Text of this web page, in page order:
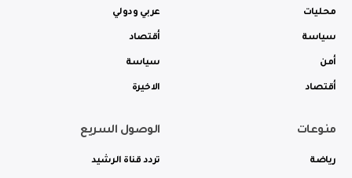
محليات
سياسة
أمن
أقتصاد
عربي ودولي
أقتصاد
سياسة
الاخيرة
منوعات
رياضة
الوصول السريع
تردد قناة الرشيد